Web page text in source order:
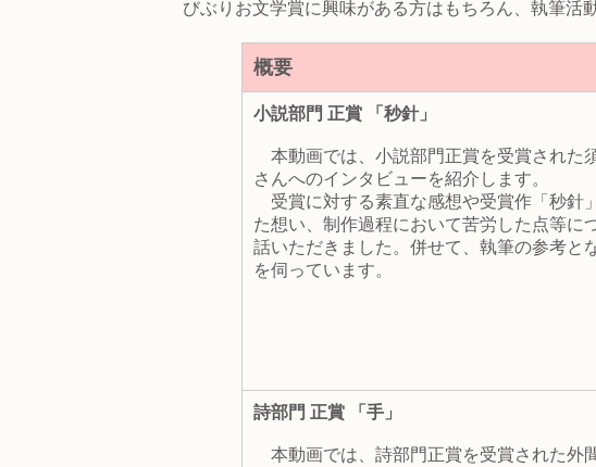
びぶりお文学賞に興味がある方はもちろん、執筆活
概要
小説部門 正賞 「秒針」
本動画では、小説部門正賞を受賞された
さんへのインタビューを紹介します。
受賞に対する素直な感想や受賞作「秒針
た想い、制作過程において苦労した点等に
話いただきました。併せて、執筆の参考と
を伺っています。
詩部門 正賞 「手」
本動画では、詩部門正賞を受賞された外